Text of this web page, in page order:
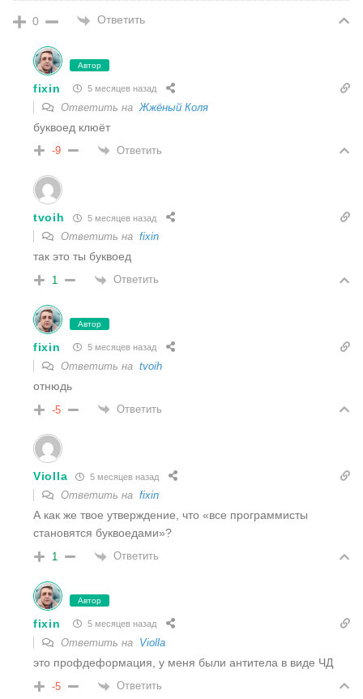
0 Ответить
Автор
fixin 5 месяцев назад
Ответить на Жжёный Коля
буквоед клюёт
-9 Ответить
tvoih 5 месяцев назад
Ответить на fixin
так это ты буквоед
1 Ответить
Автор
fixin 5 месяцев назад
Ответить на tvoih
отнюдь
-5 Ответить
Violla 5 месяцев назад
Ответить на fixin
А как же твое утверждение, что «все программисты
становятся буквоедами»?
1 Ответить
Автор
fixin 5 месяцев назад
Ответить на Violla
это профдеформация, у меня были антитела в виде ЧД
-5 Ответить